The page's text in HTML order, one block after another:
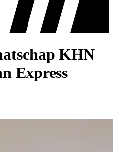
KHN
Express